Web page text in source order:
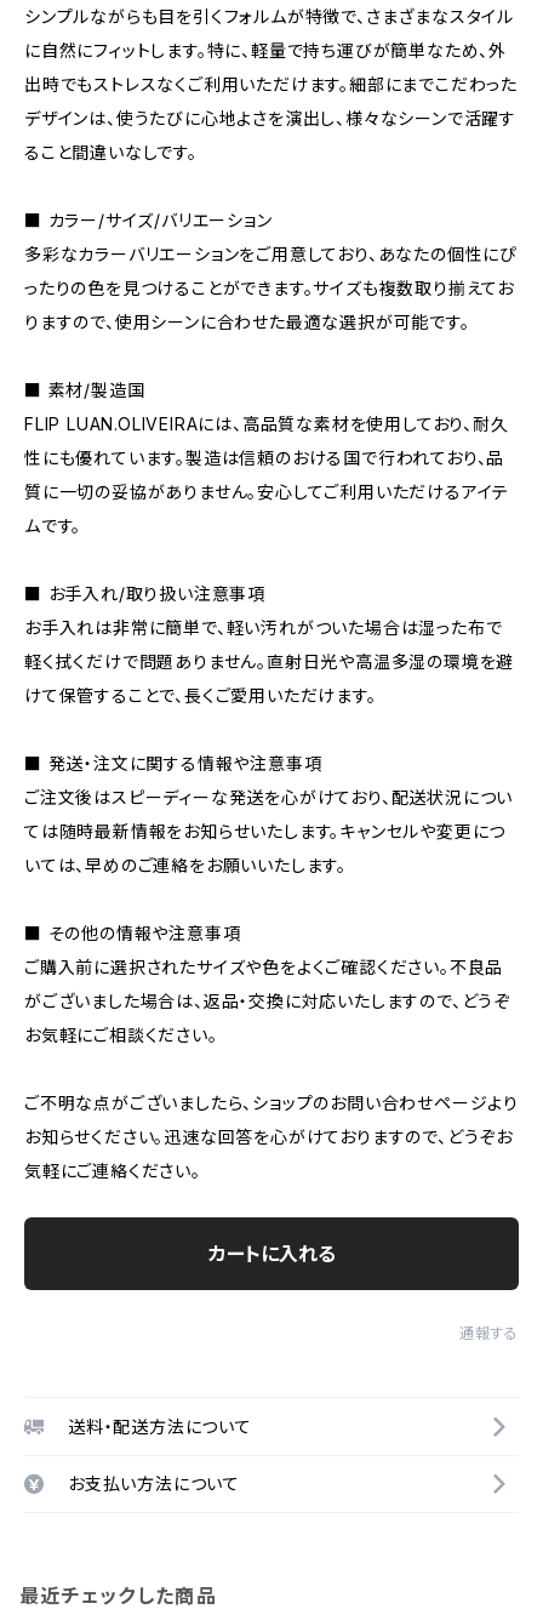
シンプルながらも目を引くフォルムが特徴で、さまざまなスタイル
に自然にフィットします。特に、軽量で持ち運びが簡単なため、外
出時でもストレスなくご利用いただけます。細部にまでこだわった
デザインは、使うたびに心地よさを演出し、様々なシーンで活躍す
ること間違いなしです。
■ カラー/サイズ/バリエーション
多彩なカラーバリエーションをご用意しており、あなたの個性にぴ
ったりの色を見つけることができます。サイズも複数取り揃えてお
りますので、使用シーンに合わせた最適な選択が可能です。
■ 素材/製造国
FLIP LUAN.OLIVEIRAには、高品質な素材を使用しており、耐久
性にも優れています。製造は信頼のおける国で行われており、品
質に一切の妥協がありません。安心してご利用いただけるアイテ
ムです。
■ お手入れ/取り扱い注意事項
お手入れは非常に簡単で、軽い汚れがついた場合は湿った布で
軽く拭くだけで問題ありません。直射日光や高温多湿の環境を避
けて保管することで、長くご愛用いただけます。
■ 発送・注文に関する情報や注意事項
ご注文後はスピーディーな発送を心がけており、配送状況につい
ては随時最新情報をお知らせいたします。キャンセルや変更につ
いては、早めのご連絡をお願いいたします。
■ その他の情報や注意事項
ご購入前に選択されたサイズや色をよくご確認ください。不良品
がございました場合は、返品・交換に対応いたしますので、どうぞ
お気軽にご相談ください。
ご不明な点がございましたら、ショップのお問い合わせページより
お知らせください。迅速な回答を心がけておりますので、どうぞお
気軽にご連絡ください。
カートに入れる
通報する
送料・配送方法について
お支払い方法について
最近チェックした商品